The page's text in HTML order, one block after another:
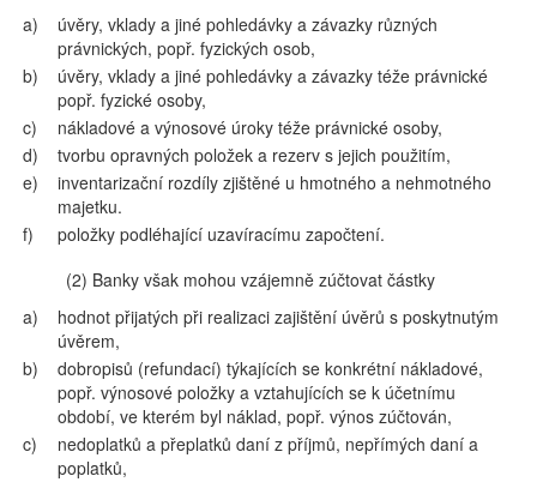
a)
úvěry, vklady a jiné pohledávky a závazky různých
právnických, popř. fyzických osob,
b)
úvěry, vklady a jiné pohledávky a závazky téže právnické
popř. fyzické osoby,
c)
nákladové a výnosové úroky téže právnické osoby,
d)
tvorbu opravných položek a rezerv s jejich použitím,
e)
inventarizační rozdíly zjištěné u hmotného a nehmotného
majetku.
f)
položky podléhající uzavíracímu započtení.
(2) Banky však mohou vzájemně zúčtovat částky
a)
hodnot přijatých při realizaci zajištění úvěrů s poskytnutým
úvěrem,
b)
dobropisů (refundací) týkajících se konkrétní nákladové,
popř. výnosové položky a vztahujících se k účetnímu
období, ve kterém byl náklad, popř. výnos zúčtován,
c)
nedoplatků a přeplatků daní z příjmů, nepřímých daní a
poplatků,